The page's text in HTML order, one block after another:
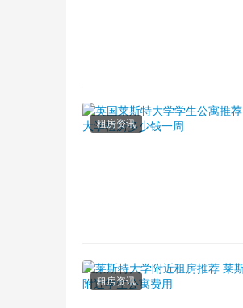
租房资讯
租房资讯